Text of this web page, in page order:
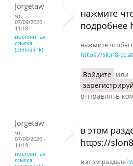
Jorgetaw
чт,
07/09/2026 -
11:18
постоянная
ссылка
(permalink)
нажмите
подробнее
нажмите чтобы
https://slon8-
Войдите или
отправлять
Jorgetaw
чт,
07/09/2026 -
11:19
постоянная
ссылка
в этом
https://slon8
в этом разделе